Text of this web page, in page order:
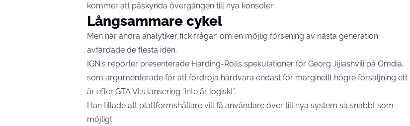
kommer att påskynda övergången till nya konsoler.
Långsammare cykel
Men när andra analytiker fick frågan om en möjlig försening av nästa generation
avfärdade de flesta idén.
IGN:s reporter presenterade Harding-Rolls spekulationer för Georg Jijiashvili på Omdia,
som argumenterade för att fördröja hårdvara endast för marginellt högre försäljning ett
år efter GTA VI:s lansering ”inte är logiskt”.
Han tillade att plattformshållare vill få användare över till nya system så snabbt som
möjligt.